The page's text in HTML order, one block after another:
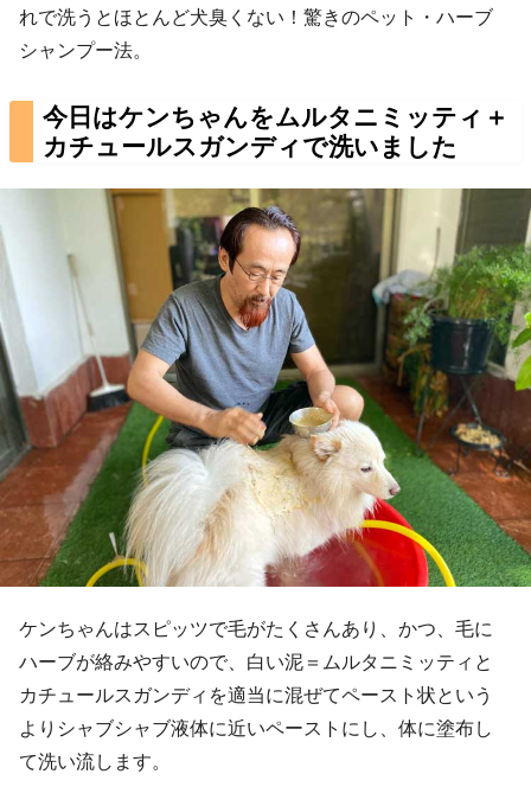
れで洗うとほとんど犬臭くない！驚きのペット・ハーブ
シャンプー法。
今日はケンちゃんをムルタニミッティ＋
カチュールスガンディで洗いました
ケンちゃんはスピッツで毛がたくさんあり、かつ、毛に
ハーブが絡みやすいので、白い泥＝ムルタニミッティと
カチュールスガンディを適当に混ぜてペースト状という
よりシャブシャブ液体に近いペーストにし、体に塗布し
て洗い流します。